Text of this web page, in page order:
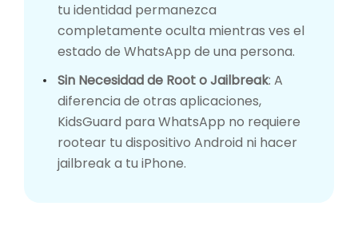
tu identidad permanezca
completamente oculta mientras ves el
estado de WhatsApp de una persona.
Sin Necesidad de Root o Jailbreak: A
diferencia de otras aplicaciones,
KidsGuard para WhatsApp no requiere
rootear tu dispositivo Android ni hacer
jailbreak a tu iPhone.